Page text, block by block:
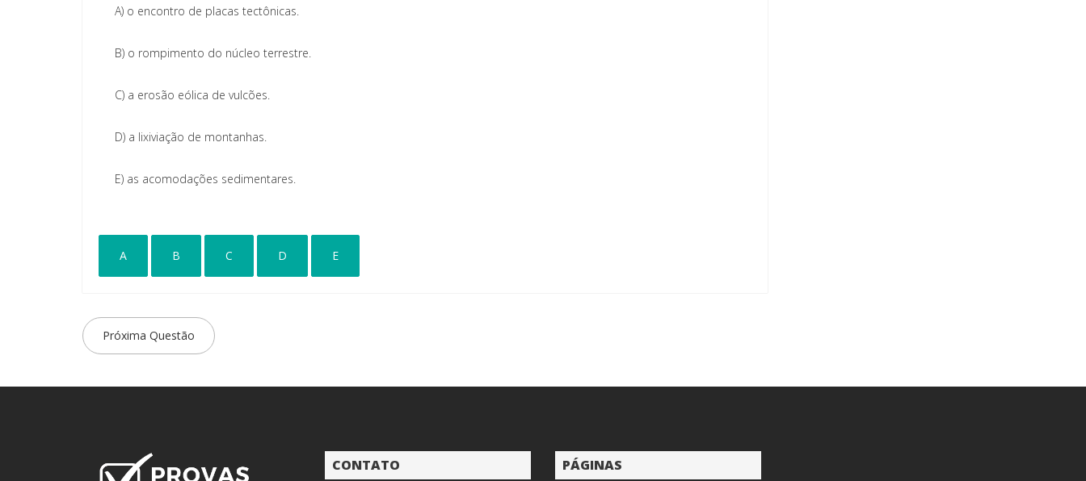
A) o encontro de placas tectônicas.
B) o rompimento do núcleo terrestre.
C) a erosão eólica de vulcões.
D) a lixiviação de montanhas.
E) as acomodações sedimentares.
A B C D E
Próxima Questão
CONTATO PÁGINAS